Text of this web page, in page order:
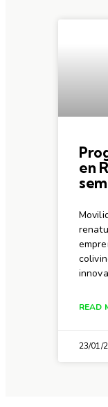
en
READ
23/01/